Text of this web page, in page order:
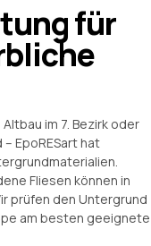
für
im 7. Bezirk oder
EpoRESart hat
Fliesen können in
prüfen den Untergrund
am besten geeignete